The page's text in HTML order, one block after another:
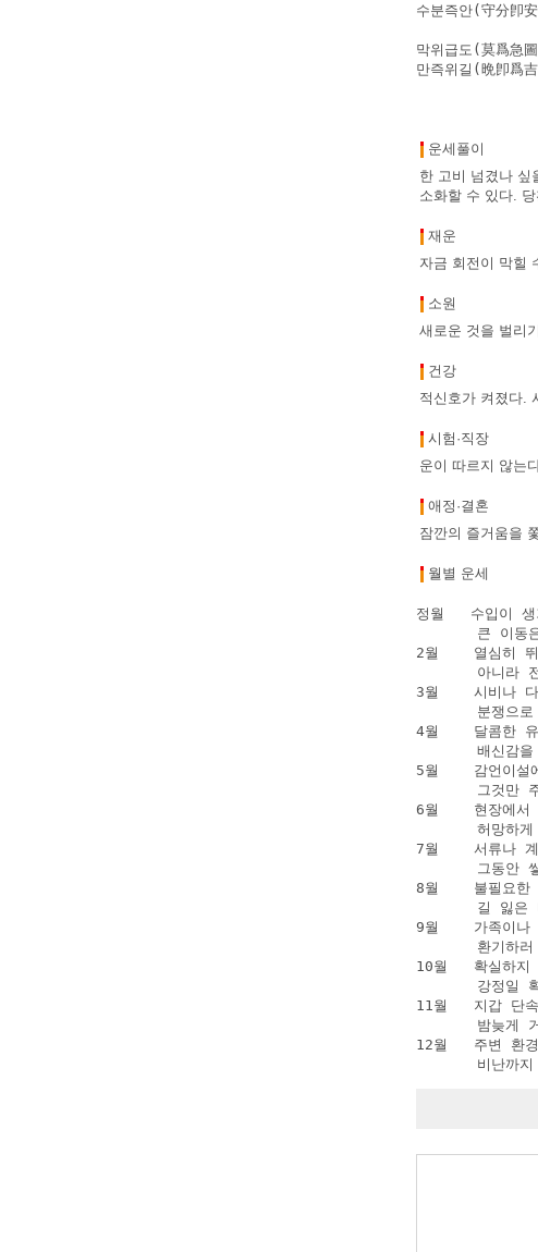
수분즉안(守分
막위급도(莫爲
만즉위길(晩卽爲
운세풀이
한 고비 넘겼나 싶
소화할 수 있다.
재운
자금 회전이 막힐
소원
새로운 것을 벌리
건강
적신호가 켜졌다.
시험·직장
운이 따르지 않는
애정·결혼
잠깐의 즐거움을
월별 운세
정월   수입이 생
큰 이동
2월    열심히 뛰
아니라
3월    시비나 다
분쟁으로
4월    달콤한 유
배신감을
5월    감언이설
그것만
6월    현장에서
허망하게
7월    서류나 계
그동안
8월    불필요한
길 잃은
9월    가족이나
환기하러
10월   확실하지
강정일
11월   지갑 단
밤늦게
12월   주변 환경
비난까지